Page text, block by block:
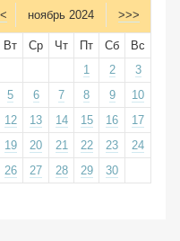
ноябрь 2024 >>>
Вт Ср Чт Пт Сб
Вс
1
2
3
5 6 7 8 9
10
12 13 14 15 16
17
19 20 21 22 23
24
26 27 28 29 30